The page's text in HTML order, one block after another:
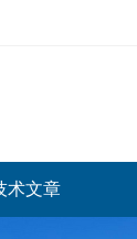
术文章